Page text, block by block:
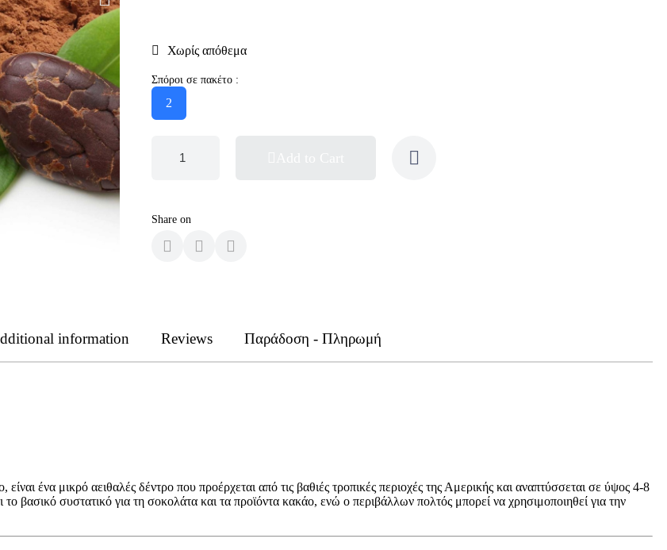
Χωρίς απόθεμα
Σπόροι σε πακέτο :
2
Share on
information Reviews Παράδοση - Πληρωμή
είναι ένα μικρό αειθαλές δέντρο που προέρχεται από τις βαθιές τροπικές περιοχές της Αμερικής και αναπτύσσεται σε ύψος 4-8
το βασικό συστατικό για τη σοκολάτα και τα προϊόντα κακάο, ενώ ο περιβάλλων πολτός μπορεί να χρησιμοποιηθεί για την